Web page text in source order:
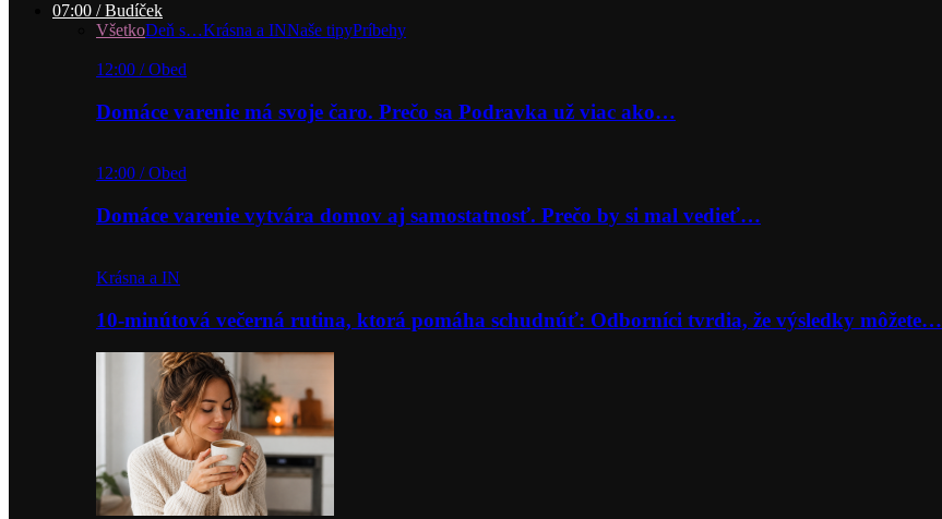
07:00 / Budíček
VšetkoDeň s…Krásna a INNaše tipyPríbehy
12:00 / Obed
Domáce varenie má svoje čaro. Prečo sa Podravka už viac ako…
12:00 / Obed
Domáce varenie vytvára domov aj samostatnosť. Prečo by si mal vedieť…
Krásna a IN
10-minútová večerná rutina, ktorá pomáha schudnúť: Odborníci tvrdia, že výsledky môžete…